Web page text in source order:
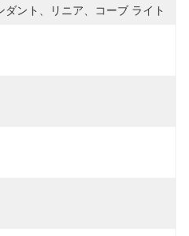
ント、リニア、コーブ ライト